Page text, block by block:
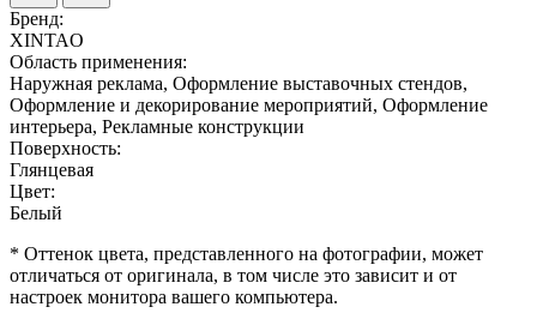
Бренд:
XINTAO
Область применения:
Наружная реклама, Оформление выставочных стендов,
Оформление и декорирование мероприятий, Оформление
интерьера, Рекламные конструкции
Поверхность:
Глянцевая
Цвет:
Белый
* Оттенок цвета, представленного на фотографии, может
отличаться от оригинала, в том числе это зависит и от
настроек монитора вашего компьютера.